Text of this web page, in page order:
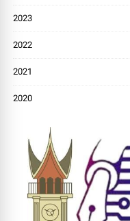
2023
2022
2021
2020